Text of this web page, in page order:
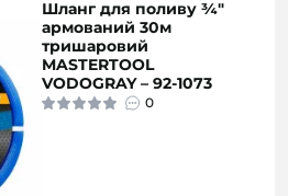
Шланг для поливу ¾"
армований 30м
тришаровий
MASTERTOOL
VODOGRAY – 92-1073
0